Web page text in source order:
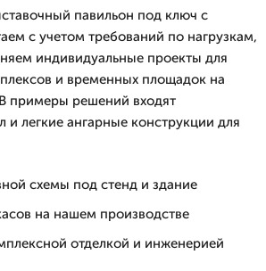
павильон под ключ с
с учетом требований по нагрузкам,
индивидуальные проекты для
и временных площадок на
примеры решений входят
легкие ангарные конструкции для
схемы под стенд и здание
на нашем производстве
отделкой и инженерией